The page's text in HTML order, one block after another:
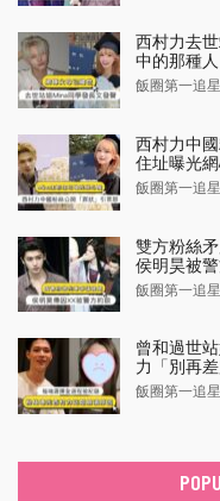
西村力去
中的那種人
飯圈第一追
西村力中
住址曝光網
飯圈第一追
雙方粉絲
侯明昊被警
飯圈第一追
曾和過世
力「別再
飯圈第一追